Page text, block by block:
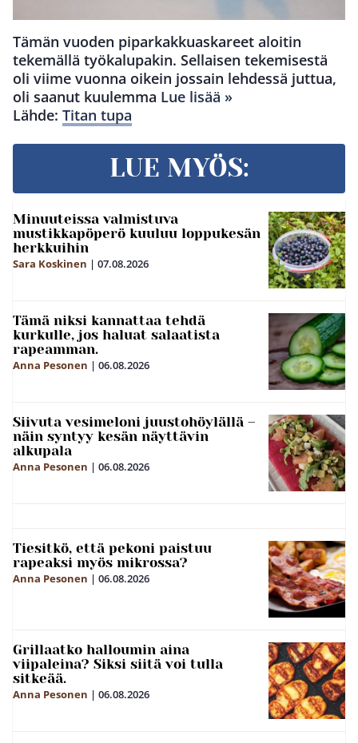
Tämän vuoden piparkakkuaskareet aloitin
tekemällä työkalupakin. Sellaisen tekemisestä
oli viime vuonna oikein jossain lehdessä juttua,
oli saanut kuulemma Lue lisää »
Lähde: Titan tupa
LUE MYÖS:
Minuuteissa valmistuva
mustikkapöperö kuuluu loppukesän
herkkuihin
Sara Koskinen | 07.08.2026
Tämä niksi kannattaa tehdä
kurkulle, jos haluat salaatista
rapeamman.
Anna Pesonen | 06.08.2026
Siivuta vesimeloni juustohöylällä –
näin syntyy kesän näyttävin
alkupala
Anna Pesonen | 06.08.2026
Tiesitkö, että pekoni paistuu
rapeaksi myös mikrossa?
Anna Pesonen | 06.08.2026
Grillaatko halloumin aina
viipaleina? Siksi siitä voi tulla
sitkeää.
Anna Pesonen | 06.08.2026